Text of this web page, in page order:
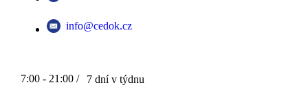
info@cedok.cz
7:00 - 21:00 / 7 dní v týdnu